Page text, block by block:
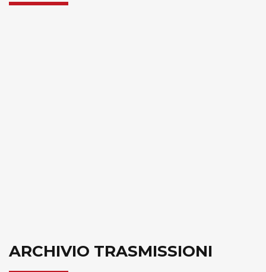
ARCHIVIO TRASMISSIONI